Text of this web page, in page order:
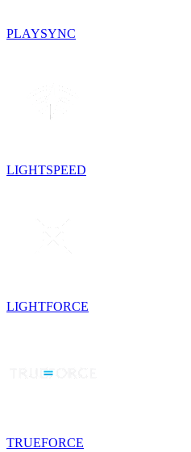
PLAYSYNC
LIGHTSPEED
LIGHTFORCE
TRUEFORCE